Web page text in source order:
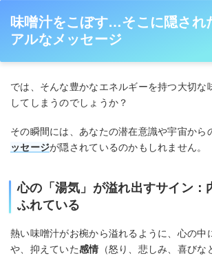
味噌汁をこぼす…そこに隠され
アルなメッセージ
では、そんな豊かなエネルギーを持つ大切な
してしまうのでしょうか？
その瞬間には、あなたの潜在意識や宇宙から
ッセージが隠されているのかもしれません。
心の「湯気」が溢れ出すサイン：
ふれている
熱い味噌汁がお椀から溢れるように、心の中
や、抑えていた感情 （怒り、悲しみ、喜びな